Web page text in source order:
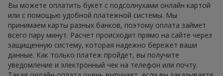
Вы можете оплатить букет с подсолнухами онлайн картой
или с помощью удобной платежной системы. Мы
принимаем карты разных банков, поэтому оплата займет
всего пару минут. Расчет происходит прямо на сайте через
защищенную систему, которая надежно бережет ваши
данные. Как только платеж пройдет, вы получите
уведомление и электронный чек на телефон или почту.